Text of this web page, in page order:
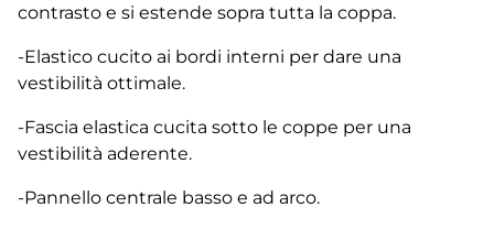
contrasto e si estende sopra tutta la coppa.
-Elastico cucito ai bordi interni per dare una
vestibilità ottimale.
-Fascia elastica cucita sotto le coppe per una
vestibilità aderente.
-Pannello centrale basso e ad arco.